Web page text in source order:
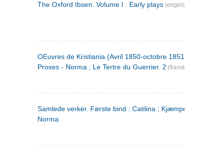
The Oxford Ibsen. Volume I : Early plays (engelsk)
OEuvres de Kristiania (Avril 1850-octobre 1851) : Poèmes
Proses - Norma ; Le Tertre du Guerrier. 2 (fransk)
Samlede verker. Første bind : Catilina ; Kjæmpehøien ;
Norma